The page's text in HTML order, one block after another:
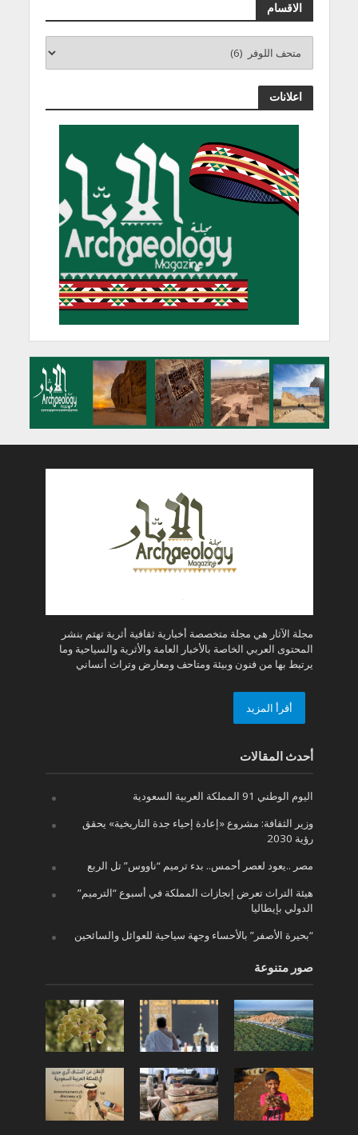
الاقسام
اعلانات
مجلة الآثار هي مجلة متخصصة أخبارية ثقافية أثرية تهتم بنشر
المحتوى العربي الخاصة بالأخبار العامة والأثرية والسياحية وما
يرتبط بها من فنون وبيئة ومتاحف ومعارض وتراث أنساني
أقرأ المزيد
أحدث المقالات
اليوم الوطني 91 المملكة العربية السعودية
وزير الثقافة: مشروع «إعادة إحياء جدة التاريخية» يحقق
رؤية 2030
مصر ..يعود لعصر أحمس.. بدء ترميم “ناووس” تل الربع
هيئة التراث تعرض إنجازات المملكة في أسبوع “الترميم”
الدولي بإيطاليا
“بحيرة الأصفر” بالأحساء وجهة سياحية للعوائل والسائحين
صور متنوعة